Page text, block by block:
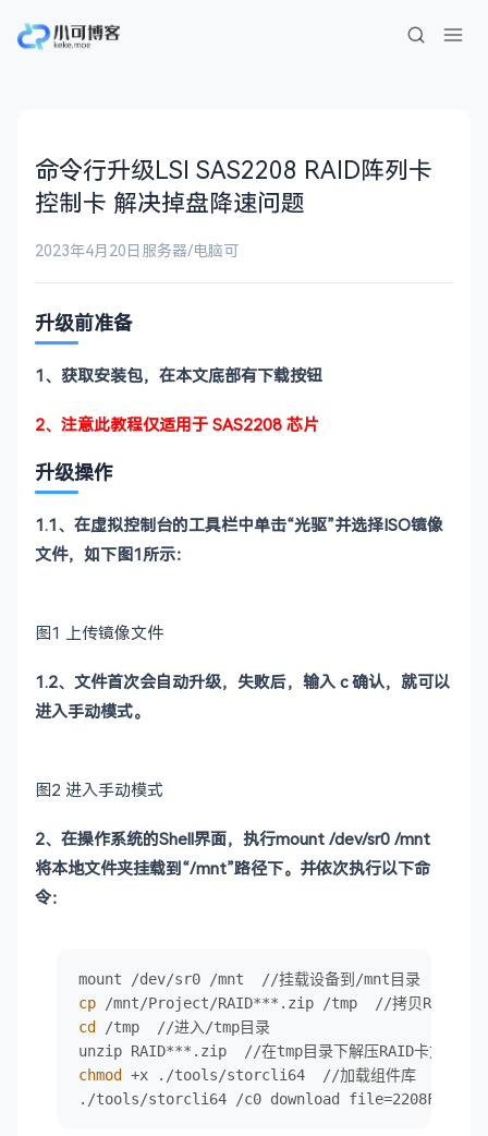
命令行升级LSI SAS2208 RAID阵列卡
控制卡 解决掉盘降速问题
2023年4月20日 服务器/电脑可
升级前准备
1、获取安装包，在本文底部有下载按钮
2、注意此教程仅适用于 SAS2208 芯片
升级操作
1.1、在虚拟控制台的工具栏中单击“光驱”并选择ISO镜像
文件，如下图1所示：
图1 上传镜像文件
1.2、文件首次会自动升级，失败后，输入 c 确认，就可以
进入手动模式。
图2 进入手动模式
2、在操作系统的Shell界面，执行mount /dev/sr0 /mnt
将本地文件夹挂载到“/mnt”路径下。并依次执行以下命
令：
cp
cd
/tmp  //进入/tmp目录
chmod
+x ./tools/storcli64  //加载组件库
./tools/storcli64 /c0 download